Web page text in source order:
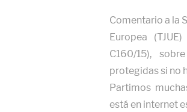
Comentario a la
Europea
C160/15),
protegidas si no
Partimos
está en internet